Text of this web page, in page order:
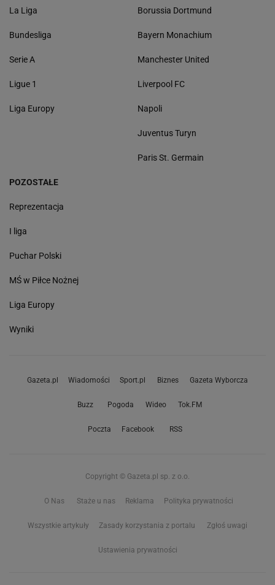
La Liga
Bundesliga
Serie A
Ligue 1
Liga Europy
Borussia Dortmund
Bayern Monachium
Manchester United
Liverpool FC
Napoli
Juventus Turyn
Paris St. Germain
POZOSTAŁE
Reprezentacja
I liga
Puchar Polski
MŚ w Piłce Nożnej
Liga Europy
Wyniki
Gazeta.pl Wiadomości Sport.pl Biznes Gazeta Wyborcza
Buzz Pogoda Wideo Tok.FM
Poczta Facebook RSS
Copyright © Gazeta.pl sp. z o.o.
O Nas Staże u nas Reklama Polityka prywatności
Wszystkie artykuły Zasady korzystania z portalu Zgłoś uwagi
Ustawienia prywatności